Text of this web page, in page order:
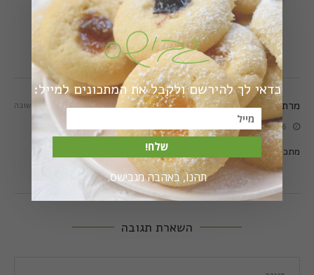
gavisious
תודה ושבוע מעולה!
מרתה
26 ביוני 2022 - 18:23
מתכון פשוט מנצח! האורחים ליקקו את האצבעות תודה !
תשובה
השארת תגובה
כדאי לך להירשם ולקבל את המתכונים למייל:
שלח!
תהנו, באהבה מגבישס.